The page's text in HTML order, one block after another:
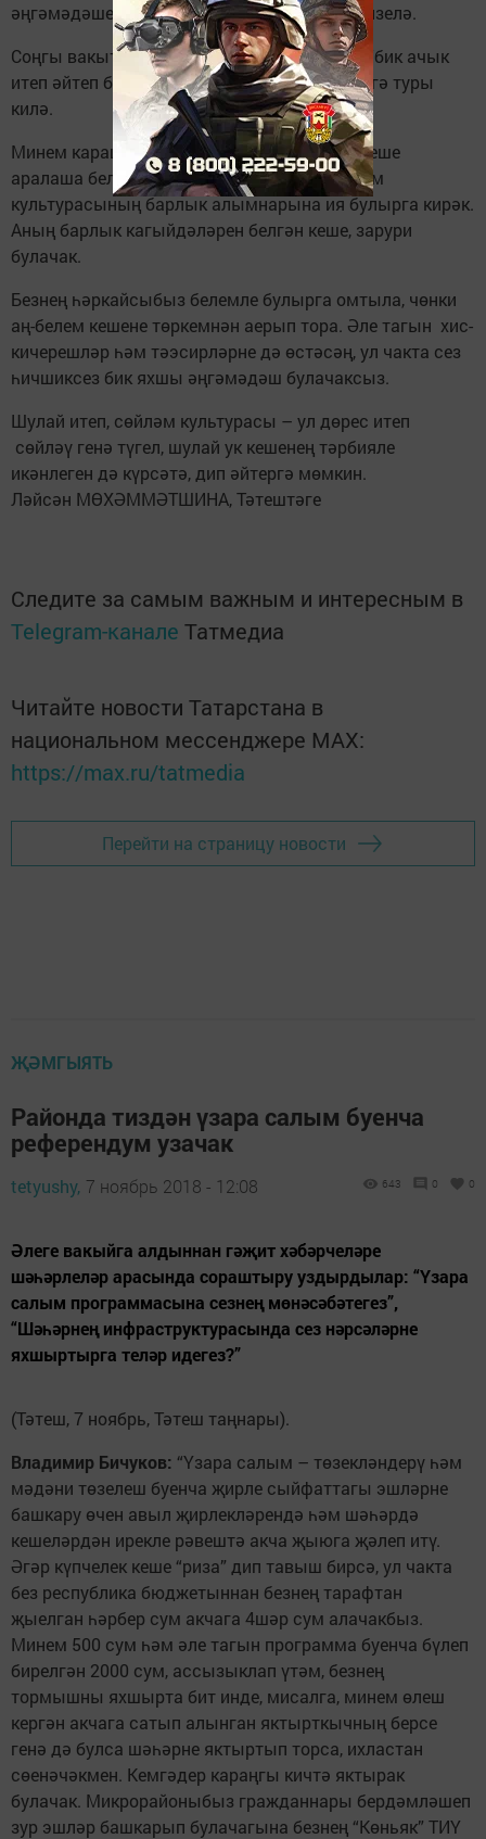
әңгәмәдәшен мавыктыра алуы шунда ук сизелә.
Соңгы вакытларда еш кына “аралашучан”, “бик ачык
итеп әйтеп бирә” дигән сүзләрне еш ишетергә туры
килә.
Минем карашымча, заманча җәмгыятьтә кеше
аралаша белергә тиеш, ә моның өчен сөйләм
культурасының барлык алымнарына ия булырга кирәк.
Аның барлык кагыйдәләрен белгән кеше, зарури
булачак.
Безнең һәркайсыбыз белемле булырга омтыла, чөнки
аң-белем кешене төркемнән аерып тора. Әле тагын хис-
кичерешләр һәм тәэсирләрне дә өстәсәң, ул чакта сез
һичшиксез бик яхшы әңгәмәдәш булачаксыз.
Шулай итеп, сөйләм культурасы – ул дөрес итеп
сөйләү генә түгел, шулай ук кешенең тәрбияле
икәнлеген дә күрсәтә, дип әйтергә мөмкин.
Ләйсән МӨХӘММӘТШИНА, Тәтештәге
Следите за самым важным и интересным в
Telegram-канале Татмедиа
Читайте новости Татарстана в
национальном мессенджере MАХ:
https://max.ru/tatmedia
Перейти на страницу новости
ҖӘМГЫЯТЬ
Районда тиздән үзара салым буенча
референдум узачак
tetyushy, 7 ноябрь 2018 - 12:08 643 0 0
Әлеге вакыйга алдыннан гәҗит хәбәрчеләре
шәһәрлеләр арасында сораштыру уздырдылар: “Үзара
салым программасына сезнең мөнәсәбәтегез”,
“Шәһәрнең инфраструктурасында сез нәрсәләрне
яхшыртырга теләр идегез?”
(Тәтеш, 7 ноябрь, Тәтеш таңнары).
Владимир Бичуков: “Үзара салым – төзекләндерү һәм
мәдәни төзелеш буенча җирле сыйфаттагы эшләрне
башкару өчен авыл җирлекләрендә һәм шәһәрдә
кешеләрдән ирекле рәвештә акча җыюга җәлеп итү.
Әгәр күпчелек кеше “риза” дип тавыш бирсә, ул чакта
без республика бюджетыннан безнең тарафтан
җыелган һәрбер сум акчага 4шәр сум алачакбыз.
Минем 500 сум һәм әле тагын программа буенча бүлеп
бирелгән 2000 сум, ассызыклап үтәм, безнең
тормышны яхшырта бит инде, мисалга, минем өлеш
кергән акчага сатып алынган яктырткычның берсе
генә дә булса шәһәрне яктыртып торса, ихластан
сөенәчәкмен. Кемгәдер караңгы кичтә яктырак
булачак. Микрорайоныбыз гражданнары бердәмләшеп
зур эшләр башкарып булачагына безнең “Көньяк” ТИҮ